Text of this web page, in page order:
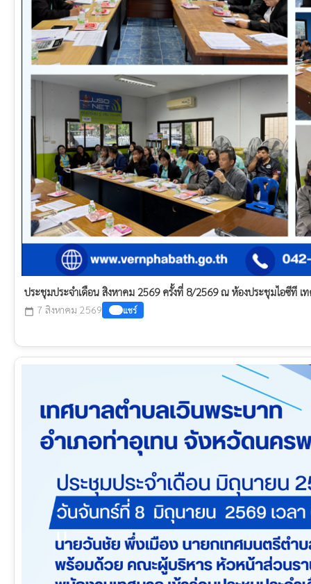
ประชุมประจำเดือน สิงหาคม 2569 ครั้งที่ 8/2569 ณ ห้องประชุมไอซีที เ
calendar_today 7 สิงหาคม 2569 แชร์